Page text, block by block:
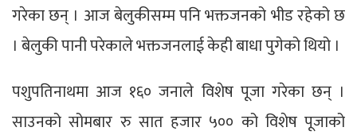
गरेका छन् । आज बेलुकीसम्म पनि भक्तजनको भीड रहेको छ
। बेलुकी पानी परेकाले भक्तजनलाई केही बाधा पुगेको थियो ।
पशुपतिनाथमा आज १६० जनाले विशेष पूजा गरेका छन् ।
साउनको सोमबार रु सात हजार ५०० को विशेष पूजाको